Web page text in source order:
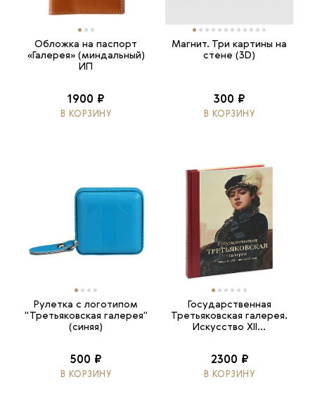
Обложка на паспорт
«Галерея» (миндальный)
ИП
1900 ₽
В КОРЗИНУ
Магнит. Три картины на
стене (3D)
300 ₽
В КОРЗИНУ
Рулетка с логотипом
"Третьяковская галерея"
(синяя)
500 ₽
В КОРЗИНУ
Государственная
Третьяковская галерея.
Искусство ХII...
2300 ₽
В КОРЗИНУ